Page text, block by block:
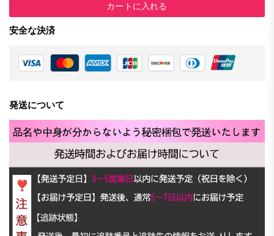
カートに入れる
安全な決済
発送について